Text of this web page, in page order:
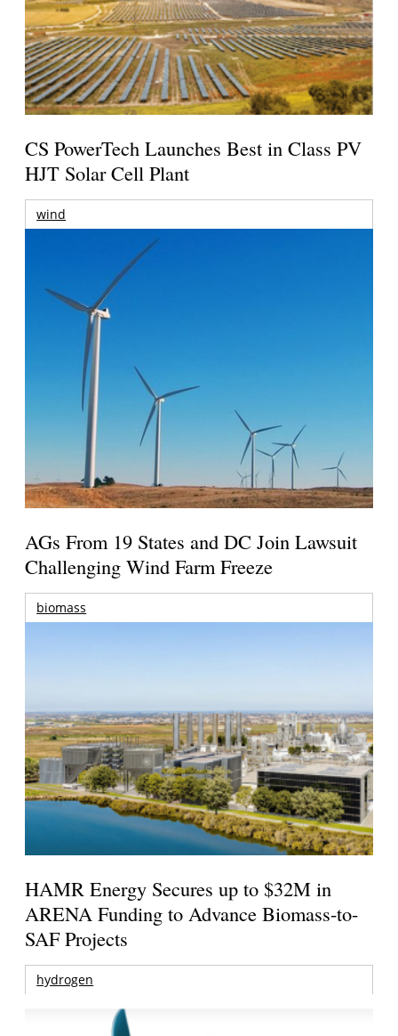
CS PowerTech Launches Best in Class PV
HJT Solar Cell Plant
wind
AGs From 19 States and DC Join Lawsuit
Challenging Wind Farm Freeze
biomass
HAMR Energy Secures up to $32M in
ARENA Funding to Advance Biomass-to-
SAF Projects
hydrogen